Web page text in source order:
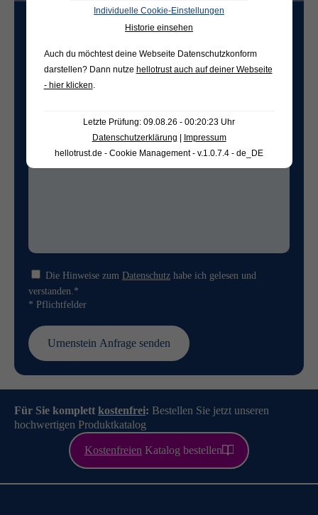
Freifeld für evtl. Anmerkungen
Die Hinweise zum Datenschutz habe ich gelesen und
verstanden.*
* Pflichtfelder
Für Sie komplett kostenfrei: Bestellen Sie jetzt unseren
hochwertigen Produktkatalog
Kostenfreien Katalog bestellen
Individuelle Cookie-Einstellungen
Historie einsehen
Auch du möchtest deine Webseite Datenschutzkonform
darstellen? Dann nutze hellotrust auch auf deiner Webseite
- hier klicken
Letzte Prüfung: 09.08.26 - 00:20:23 Uhr
Datenschutzerklärung | Impressum
hellotrust.de - Cookie Management - v.1.0.7.4 - de_DE